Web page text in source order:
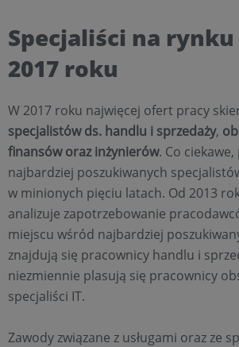
Specjaliści na
2017 roku
W 2017 roku najwięcej ofert pracy
specjalistów ds. handlu i sprzedaży,
finansów oraz inżynierów. Co
najbardziej poszukiwanych
w minionych pięciu latach. Od 2013
analizuje zapotrzebowanie
miejscu wśród najbardziej
znajdują się pracownicy handlu i
niezmiennie plasują się pracownicy
specjaliści IT.
Zawody związane z usługami oraz ze